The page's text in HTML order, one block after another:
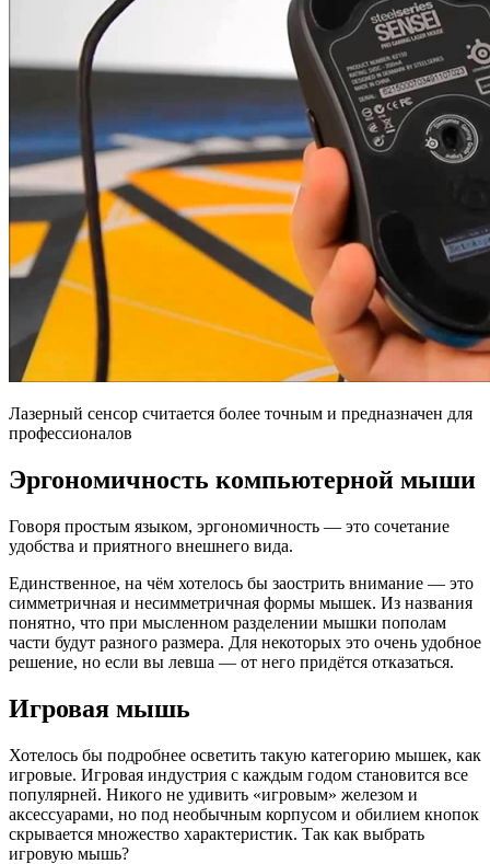
Лазерный сенсор считается более точным и предназначен для
профессионалов
Эргономичность компьютерной мыши
Говоря простым языком, эргономичность — это сочетание
удобства и приятного внешнего вида.
Единственное, на чём хотелось бы заострить внимание — это
симметричная и несимметричная формы мышек. Из названия
понятно, что при мысленном разделении мышки пополам
части будут разного размера. Для некоторых это очень удобное
решение, но если вы левша — от него придётся отказаться.
Игровая мышь
Хотелось бы подробнее осветить такую категорию мышек, как
игровые. Игровая индустрия с каждым годом становится все
популярней. Никого не удивить «игровым» железом и
аксессуарами, но под необычным корпусом и обилием кнопок
скрывается множество характеристик. Так как выбрать
игровую мышь?